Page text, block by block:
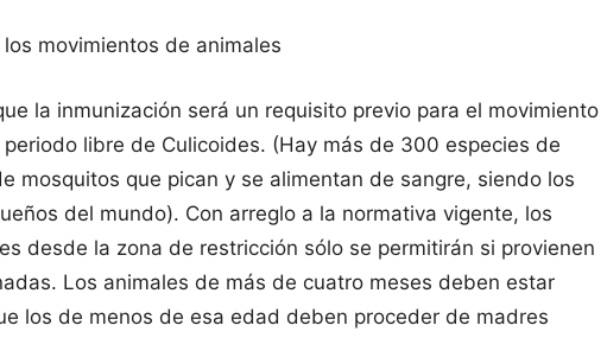
movimientos de animales
la inmunización será un requisito previo para el movimiento
libre de Culicoides. (Hay más de 300 especies de
mosquitos que pican y se alimentan de sangre, siendo los
del mundo). Con arreglo a la normativa vigente, los
desde la zona de restricción sólo se permitirán si provienen
Los animales de más de cuatro meses deben estar
los de menos de esa edad deben proceder de madres